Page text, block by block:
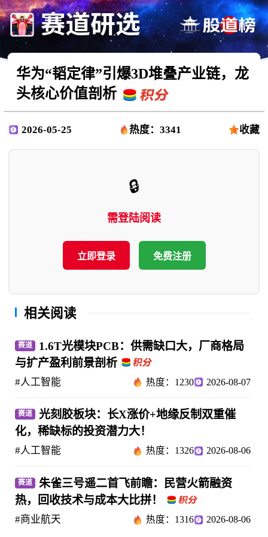
华为“韬定律”引爆3D堆叠产业链，龙
头核心价值剖析
2026-05-25 热度：3341 收藏
🔒
需登陆阅读
立即登录 免费注册
相关阅读
赛道
1.6T光模块PCB：供需缺口大，厂商格局
与扩产盈利前景剖析
#人工智能 热度：1230 2026-08-07
赛道
光刻胶板块：长X涨价+地缘反制双重催
化，稀缺标的投资潜力大！
#人工智能 热度：1326 2026-08-06
赛道
朱雀三号遥二首飞前瞻：民营火箭融资
热，回收技术与成本大比拼！
#商业航天 热度：1316 2026-08-06